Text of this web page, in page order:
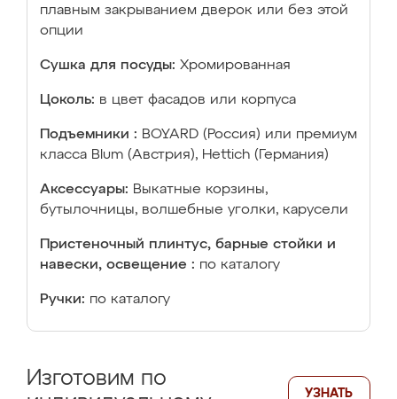
плавным закрыванием дверок или без этой
опции
Сушка для посуды: Хромированная
Цоколь: в цвет фасадов или корпуса
Подъемники : BOYARD (Россия) или премиум
класса Blum (Австрия), Hettich (Германия)
Аксессуары: Выкатные корзины,
бутылочницы, волшебные уголки, карусели
Пристеночный плинтус, барные стойки и
навески, освещение : по каталогу
Ручки: по каталогу
Изготовим по
УЗНАТЬ